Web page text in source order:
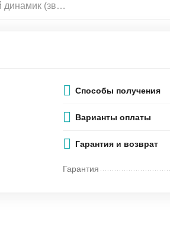
Полифонический нижний динамик (звонок) iPhone 8 / SE 2
Способы получения
Варианты оплаты
Гарантия и возврат
Гарантия